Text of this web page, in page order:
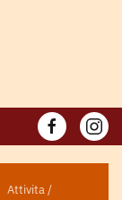
Attivita /